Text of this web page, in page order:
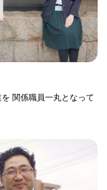
関係職員一丸となって